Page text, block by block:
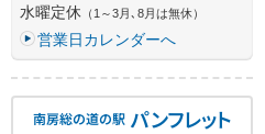
水曜定休 （1～3月､8月は無休）
営業日カレンダーへ
南房総の道の駅 パンフレット